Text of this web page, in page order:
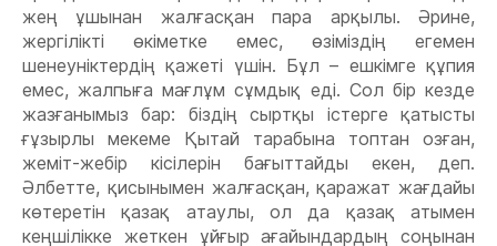
жең ұшынан жалғасқан пара арқылы. Əрине,
жергілікті өкіметке емес, өзіміздің егемен
шенеуніктердің қажеті үшін. Бұл – ешкімге құпия
емес, жалпыға мағлұм сұмдық еді. Сол бір кезде
жазғанымыз бар: біздің сыртқы істерге қатысты
ғұзырлы мекеме Қытай тарабына топтан озған,
жеміт-жебір кісілерін бағыттайды екен, деп.
Əлбетте, қисынымен жалғасқан, қаражат жағдайы
көтеретін қазақ атаулы, ол да қазақ атымен
кеңшілікке жеткен ұйғыр ағайындардың соңынан